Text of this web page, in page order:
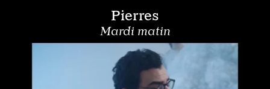
Pierres
Mardi matin